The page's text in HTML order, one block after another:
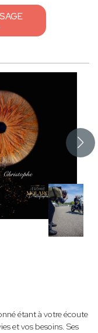
étant à votre écoute
et vos besoins. Ses